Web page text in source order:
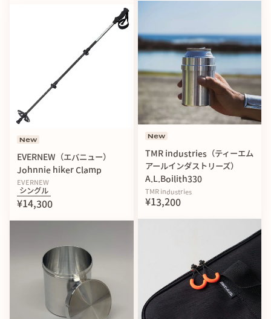
New
EVERNEW（エバニュー）
Johnnie hiker Clamp
EVERNEW
シングル
¥14,300
New
TMR industries（ティーエム
アールインダストリーズ）
A.L.Boilith330
TMR industries
¥13,200